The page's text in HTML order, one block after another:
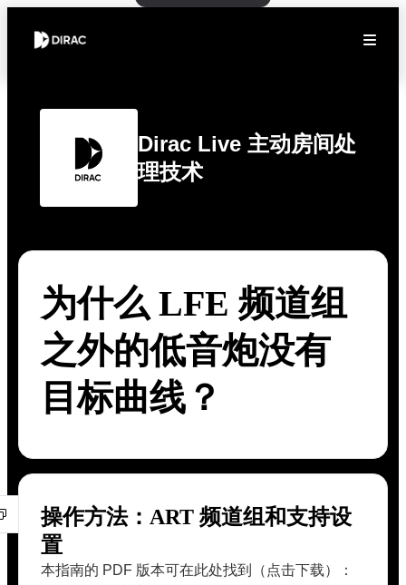
Dirac Live 主动房间处
理技术
为什么 LFE 频道组
之外的低音炮没有
目标曲线？
操作方法：ART 频道组和支持设
置
本指南的 PDF 版本可在此处找到（点击下载）：